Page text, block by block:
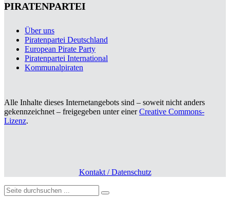
PIRATENPARTEI
Über uns
Piratenpartei Deutschland
European Pirate Party
Piratenpartei International
Kommunalpiraten
Alle Inhalte dieses Internetangebots sind – soweit nicht anders
gekennzeichnet – freigegeben unter einerCreative Commons-
Lizenz.
Kontakt / Datenschutz